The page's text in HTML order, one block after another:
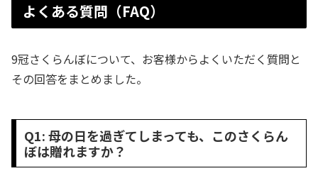
よくある質問（FAQ）
9冠さくらんぼについて、お客様からよくいただく質問と
その回答をまとめました。
Q1: 母の日を過ぎてしまっても、このさくらん
ぼは贈れますか？